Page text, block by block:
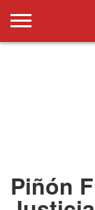
Piñón